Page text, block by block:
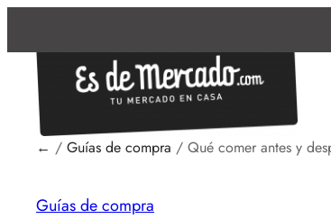
← / Guías de compra / Qué comer antes y
Guías de compra